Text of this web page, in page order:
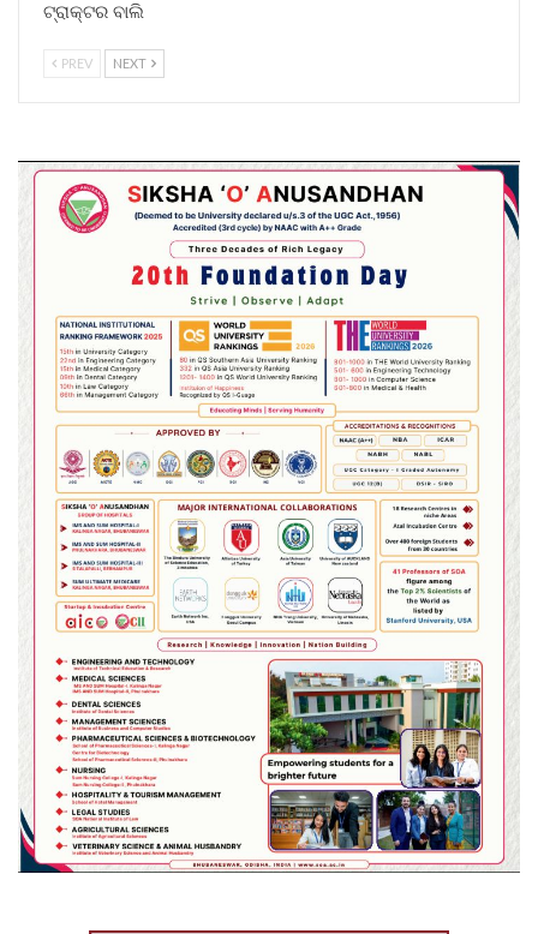
ଟ୍ରାକ୍ଟର ବାଲି
PREV NEXT